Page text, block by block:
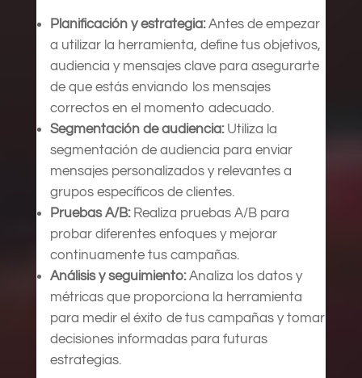
Planificación y estrategia:Antes de empezar
a utilizar la herramienta, define tus objetivos,
audiencia y mensajes clave para asegurarte
de que estás enviando los mensajes
correctos en el momento adecuado.
Segmentación de audiencia:Utiliza la
segmentación de audiencia para enviar
mensajes personalizados y relevantes a
grupos específicos de clientes.
Pruebas A/B:Realiza pruebas A/B para
probar diferentes enfoques y mejorar
continuamente tus campañas.
Análisis y seguimiento:Analiza los datos y
métricas que proporciona la herramienta
para medir el éxito de tus campañas y tomar
decisiones informadas para futuras
estrategias.